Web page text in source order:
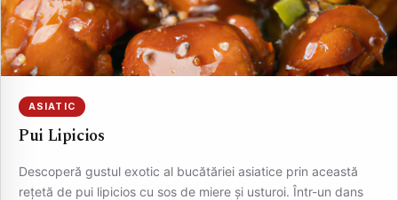
ASIATIC
Pui Lipicios
Descoperă gustul exotic al bucătăriei asiatice prin această
rețetă de pui lipicios cu sos de miere și usturoi. Într-un dans